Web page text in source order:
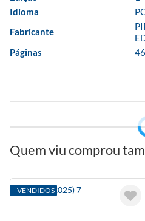
Idioma
Fabricante
Páginas
Quem viu comprou
+VENDIDOS
Batman (2025) 7